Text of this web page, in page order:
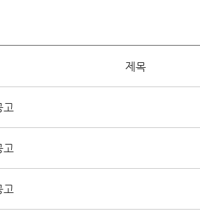
제목
고
고
고